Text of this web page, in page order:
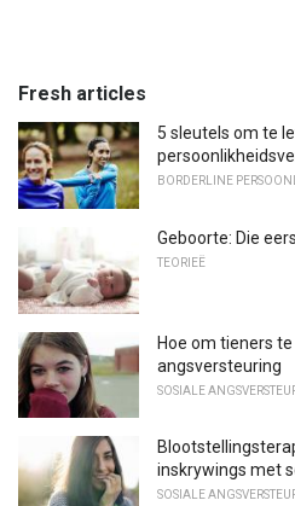
Fresh articles
5 sleutels om te
BORDERLINE
Geboorte: Die
TEORIEË
Hoe om tieners
angsversteuring
SOSIALE
inskrywings met
SOSIALE